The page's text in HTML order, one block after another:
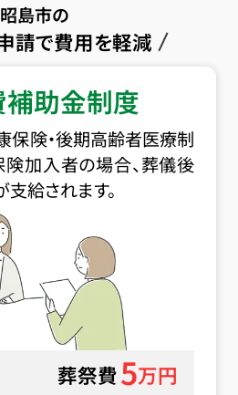
昭島市の
請で費用を軽減
助金制度
保険・後期高齢者医療制
険加入者の場合、葬儀後
給されます。
葬祭費5万円